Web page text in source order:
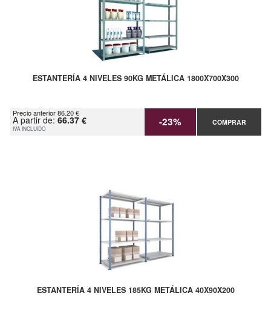
ESTANTERÍA 4 NIVELES 90KG METÁLICA 1800X700X300
Precio anterior 86.20 €
A partir de: 66.37 €
IVA INCLUIDO -23% COMPRAR
ESTANTERÍA 4 NIVELES 185KG METÁLICA 40X90X200